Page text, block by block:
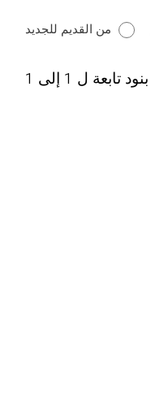
من القديم للجديد
بنود تابعة ل 1 إلى 1